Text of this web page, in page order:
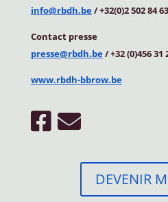
info@rbdh.be/ +32(0)2 502 84 63
Contact presse
presse@rbdh.be/ +32 (0)456 31
www.rbdh-bbrow.be
DEVENIR